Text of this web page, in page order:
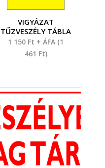
VIGYÁZAT
TŰZVESZÉLY TÁBLA
1 150 Ft + ÁFA (1
461 Ft)